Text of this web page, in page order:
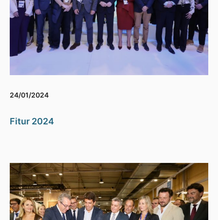
24/01/2024
Fitur 2024